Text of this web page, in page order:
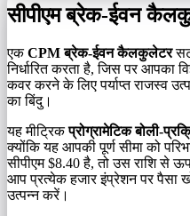
सीपीएम ब्रेक-ईवन
एकCPM ब्रेक-ईवन कैलकुलेटर
निर्धारित करता है, जिस पर आपका
कवर करने के लिए पर्याप्त राजस्व
का बिंदु।
यह मीट्रिकप्रोग्रामेटिक बोली-
क्योंकि यह आपकी पूर्ण सीमा को
सीपीएम $8.40 है, तो उस राशि से
आप प्रत्येक हजार इंप्रेशन पर पैसा
उत्पन्न करें।